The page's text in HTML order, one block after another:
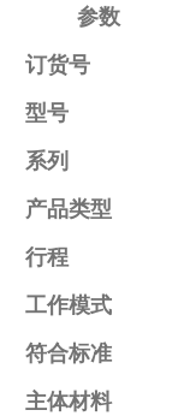
参数
订货号
型号
系列
产品类型
行程
工作模式
符合标准
主体材料